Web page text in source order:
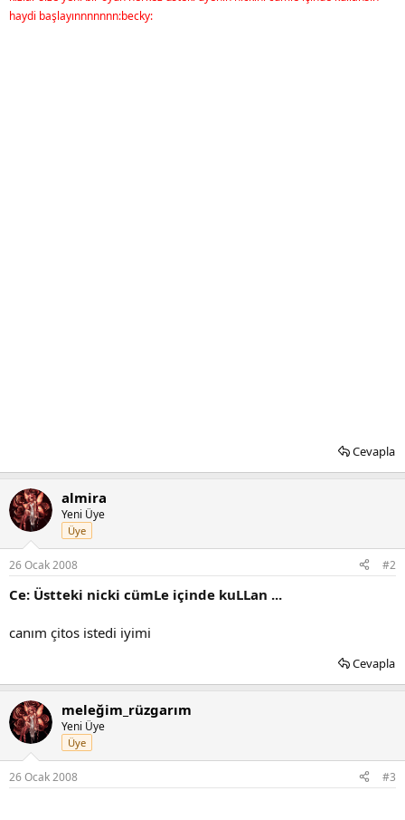
a
r
haydi başlayınnnnnnn:becky:
Cevapla
almira
Yeni Üye
Üye
26 Ocak 2008 #2
Ce: Üstteki nicki cümLe içinde kuLLan ...
canım çitos istedi iyimi
Cevapla
meleğim_rüzgarım
Yeni Üye
Üye
26 Ocak 2008 #3